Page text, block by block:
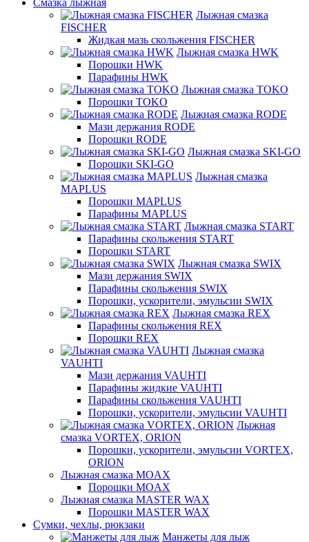
Смазка лыжная
Лыжная смазка
FISCHER
Жидкая мазь скольжения FISCHER
Лыжная смазка HWK
Порошки HWK
Парафины HWK
Лыжная смазка TOKO
Порошки TOKO
Лыжная смазка RODE
Мази держания RODE
Порошки RODE
Лыжная смазка SKI-GO
Порошки SKI-GO
Лыжная смазка
MAPLUS
Порошки MAPLUS
Парафины MAPLUS
Лыжная смазка START
Парафины скольжения START
Порошки START
Лыжная смазка SWIX
Мази держания SWIX
Парафины скольжения SWIX
Порошки, ускорители, эмульсии SWIX
Лыжная смазка REX
Парафины скольжения REX
Порошки REX
Лыжная смазка
VAUHTI
Мази держания VAUHTI
Парафины жидкие VAUHTI
Парафины скольжения VAUHTI
Порошки, ускорители, эмульсии VAUHTI
Лыжная
смазка VORTEX, ORION
Порошки, ускорители, эмульсии VORTEX,
ORION
Лыжная смазка MOAX
Порошки MOAX
Лыжная смазка MASTER WAX
Порошки MASTER WAX
Сумки, чехлы, рюкзаки
Манжеты для лыж